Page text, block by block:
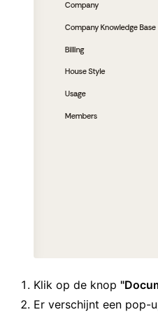
Klik op de knop
Er verschijnt een pop-